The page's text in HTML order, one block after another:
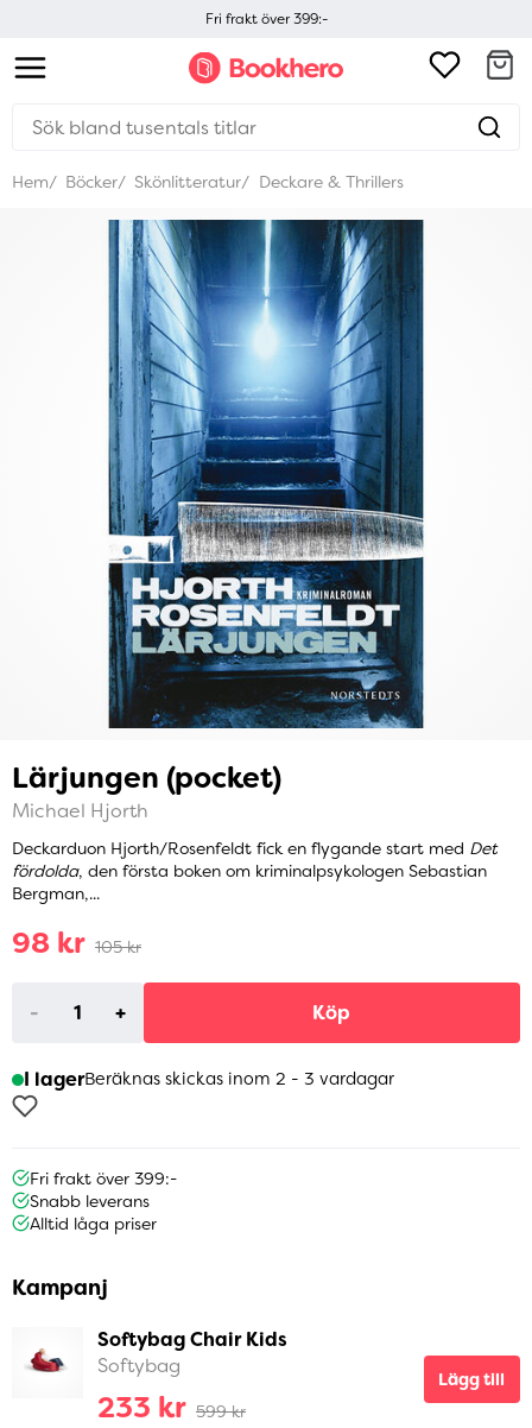
Fri frakt över 399:-
Hem Böcker Skönlitteratur Deckare & Thrillers
Lärjungen (pocket)
Michael Hjorth
Deckarduon Hjorth/Rosenfeldt fick en flygande start med Det
fördolda, den första boken om kriminalpsykologen Sebastian
Bergman,...
98 kr 105 kr
- + Köp
I lagerBeräknas skickas inom 2 - 3 vardagar
Fri frakt över 399:-
Snabb leverans
Alltid låga priser
Kampanj
Softybag Chair Kids
Softybag
233 kr 599 kr
Lägg till